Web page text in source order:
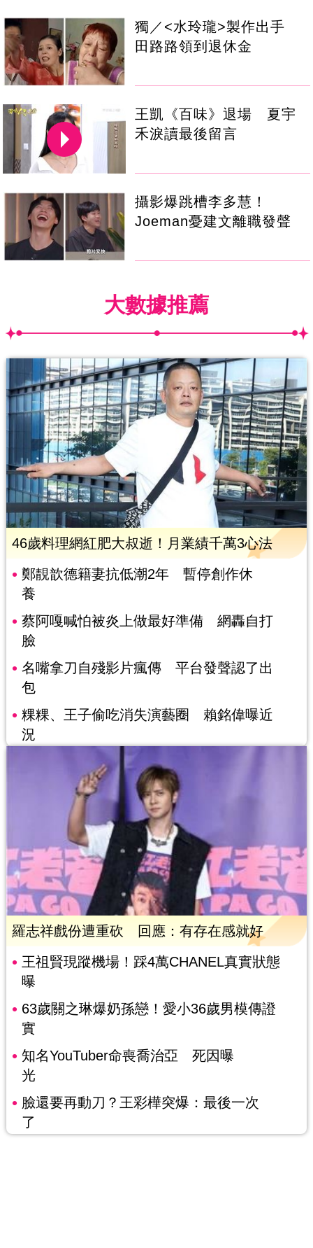
獨／<水玲瓏>製作出手
田路路領到退休金
王凱《百味》退場 夏宇
禾淚讀最後留言
攝影爆跳槽李多慧！
Joeman憂建文離職發聲
大數據推薦
46歲料理網紅肥大叔逝！月業績千萬3心法
鄭靚歆德籍妻抗低潮2年 暫停創作休
養
蔡阿嘎喊怕被炎上做最好準備 網轟自打
臉
名嘴拿刀自殘影片瘋傳 平台發聲認了出
包
粿粿、王子偷吃消失演藝圈 賴銘偉曝近
況
羅志祥戲份遭重砍 回應：有存在感就好
王祖賢現蹤機場！踩4萬CHANEL真實狀態
曝
63歲關之琳爆奶孫戀！愛小36歲男模傳證
實
知名YouTuber命喪喬治亞 死因曝
光
臉還要再動刀？王彩樺突爆：最後一次
了